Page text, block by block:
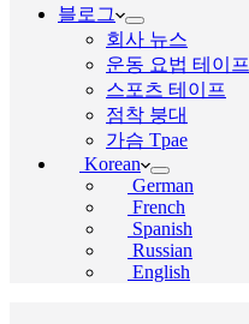
블로그
회사 뉴스
운동 요법 테이프
스포츠 테이프
점착 붕대
가슴 Tpae
Korean
German
French
Spanish
Russian
English